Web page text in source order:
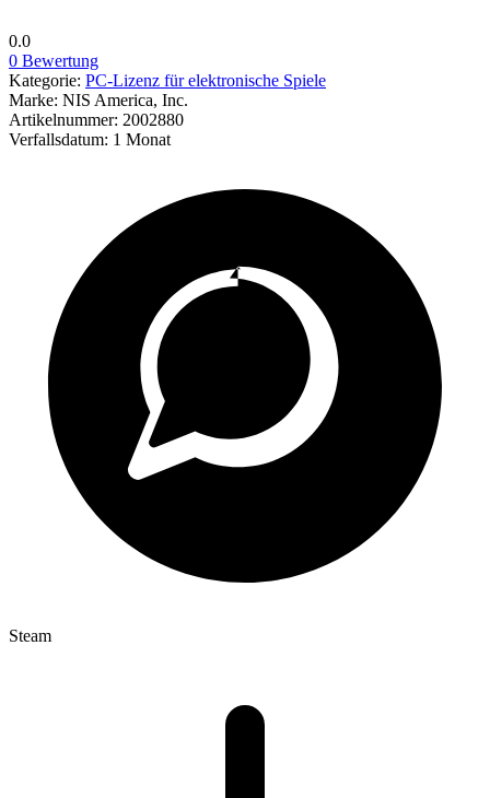
0.0
0 Bewertung
Kategorie: PC-Lizenz für elektronische Spiele
Marke: NIS America, Inc.
Artikelnummer: 2002880
Verfallsdatum: 1 Monat
Steam